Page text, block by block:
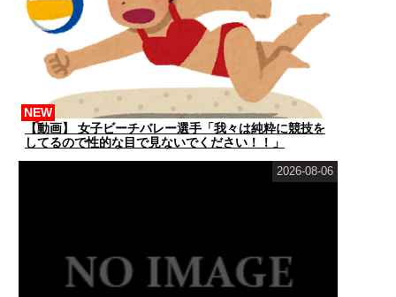
【動画】 女子ビーチバレー選手「我々は純粋に競技を
してるので性的な目で見ないでください！！」
NEW
2026-08-06